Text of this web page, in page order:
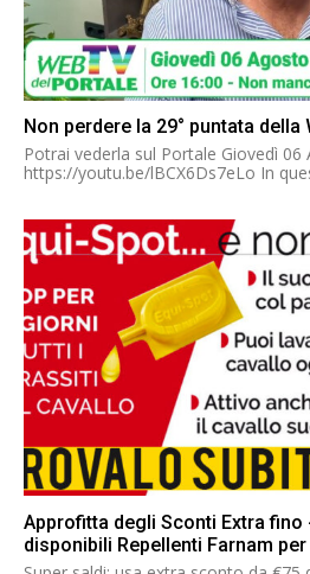
Non perdere la 29° puntata della
Potrai vederla sul Portale Giovedì 06
https://
Approfitta degli Sconti Extra fino
disponibili Repellenti Farnam per